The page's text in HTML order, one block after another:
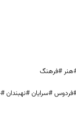
#فرهنگ
#سرایان #نهبندان